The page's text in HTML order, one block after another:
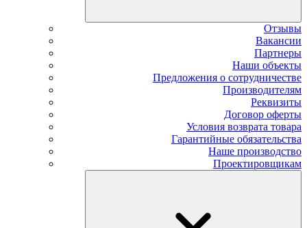
Отзывы
Вакансии
Партнеры
Наши объекты
Предложения о сотрудничестве
Производителям
Реквизиты
Договор оферты
Условия возврата товара
Гарантийные обязательства
Наше производство
Проектировщикам